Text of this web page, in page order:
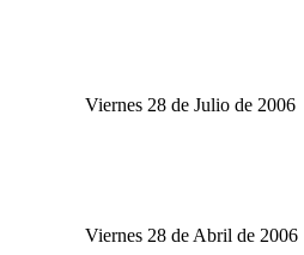
Viernes 28 de Julio de 2006
Viernes 28 de Abril de 2006